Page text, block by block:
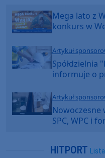
Mega lato z
konkurs w
Artykuł
Spółdzielnia
informuje o
Artykuł
Nowoczesne
SPC, WPC i
HITPORT